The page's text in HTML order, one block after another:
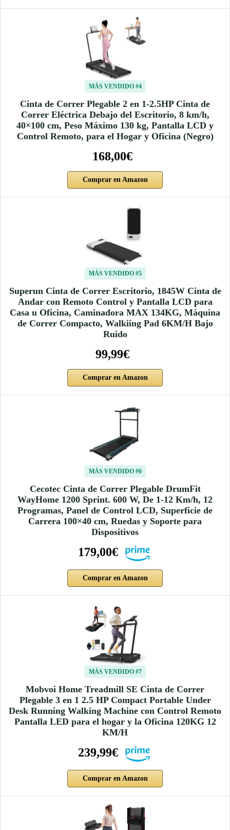
MÁS VENDIDO #4
Cinta de Correr Plegable 2 en 1-2.5HP Cinta de
Correr Eléctrica Debajo del Escritorio, 8 km/h,
40×100 cm, Peso Máximo 130 kg, Pantalla LCD y
Control Remoto, para el Hogar y Oficina (Negro)
168,00€
Comprar en Amazon
MÁS VENDIDO #5
Superun Cinta de Correr Escritorio, 1845W Cinta de
Andar con Remoto Control y Pantalla LCD para
Casa u Oficina, Caminadora MAX 134KG, Máquina
de Correr Compacto, Walkiing Pad 6KM/H Bajo
Ruido
99,99€
Comprar en Amazon
MÁS VENDIDO #6
Cecotec Cinta de Correr Plegable DrumFit
WayHome 1200 Sprint. 600 W, De 1-12 Km/h, 12
Programas, Panel de Control LCD, Superficie de
Carrera 100×40 cm, Ruedas y Soporte para
Dispositivos
179,00€
Comprar en Amazon
MÁS VENDIDO #7
Mobvoi Home Treadmill SE Cinta de Correr
Plegable 3 en 1 2.5 HP Compact Portable Under
Desk Running Walking Machine con Control Remoto
Pantalla LED para el hogar y la Oficina 120KG 12
KM/H
239,99€
Comprar en Amazon